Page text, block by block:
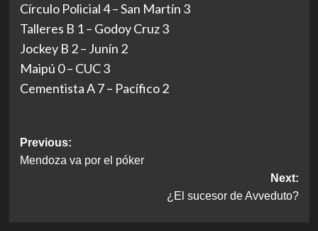
Círculo Policial 4 – San Martín 3
Talleres B 1 – Godoy Cruz 3
Jockey B 2 – Junín 2
Maipú 0 – CUC 3
Cementista A 7 – Pacífico 2
Post
navigation
Previous:
Mendoza va por el póker
Next:
¿El sucesor de Avveduto?